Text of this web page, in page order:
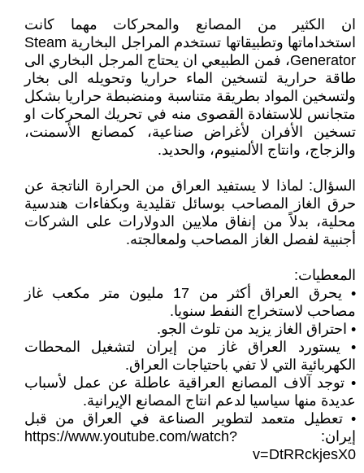
ان الكثير من المصانع والمحركات مهما كانت
استخداماتها وتطبيقاتها تستخدم المراجل البخارية Steam
Generator، فمن الطبيعي ان يحتاج المرجل البخاري الى
طاقة حرارية لتسخين الماء حراريا وتحويله الى بخار
ولتسخين المواد بطريقة متناسبة ومنضبطة حراريا بشكل
متجانس للاستفادة القصوى منه في تحريك المحركات او
تسخين الأفران لأغراض صناعية، كمصانع الأسمنت،
والزجاج، وانتاج الألمنيوم، والحديد.
السؤال: لماذا لا يستفيد العراق من الحرارة الناتجة عن
حرق الغاز المصاحب بوسائل تقليدية وبكفاءات هندسية
محلية، بدلاً من إنفاق ملايين الدولارات على الشركات
أجنبية لفصل الغاز المصاحب ولمعالجته.
المعطيات:
• يحرق العراق أكثر من 17 مليون متر مكعب غاز
مصاحب لاستخراج النفط سنويا.
• احتراق الغاز يزيد من تلوث الجو.
• يستورد العراق غاز من إيران لتشغيل المحطات
الكهربائية التي لا تفي باحتياجات العراق.
• توجد آلاف المصانع العراقية عاطلة عن عمل لأسباب
عديدة منها سياسيا لدعم انتاج المصانع الإيرانية.
• تعطيل متعمد لتطوير الصناعة في العراق من قبل
إيران: https://www.youtube.com/watch?
v=DtRRckjesX0